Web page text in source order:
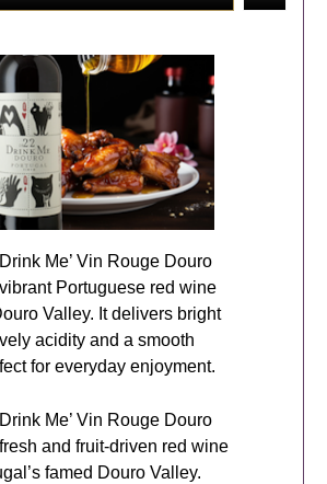
Me’ Vin Rouge Douro
Portuguese red wine
Valley. It delivers bright
acidity and a smooth
for everyday enjoyment.
Me’ Vin Rouge Douro
and fruit-driven red wine
famed Douro Valley.